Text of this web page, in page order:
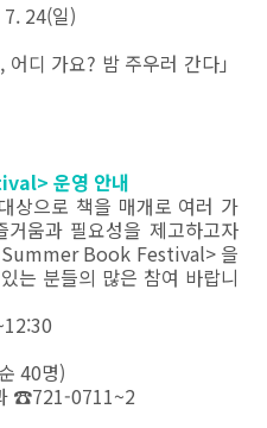
24(일)
디 가요? 밤 주우러 간다」
운영 안내
상으로 책을 매개로 여러 가
움과 필요성을 제고하고자
Book Festival> 을
는 분들의 많은 참여 바랍니
40명)
☎721-0711~2